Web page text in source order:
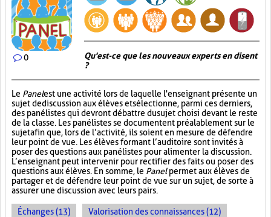
0
Qu'est-ce que les nouveaux experts en disent
?
Le Panelest une activité lors de laquelle l'enseignant présente un
sujet de discussion aux élèves et sélectionne, parmi ces derniers,
des panélistes qui devront débattre du sujet choisi devant le reste
de la classe. Les panélistes se documentent préalablement sur le
sujet afin que, lors de l’activité, ils soient en mesure de défendre
leur point de vue. Les élèves formant l’auditoire sont invités à
poser des questions aux panélistes pour alimenter la discussion.
L’enseignant peut intervenir pour rectifier des faits ou poser des
questions aux élèves. En somme, le Panelpermet aux élèves de
partager et de défendre leur point de vue sur un sujet, de sorte à
assurer une discussion avec leurs pairs.
Échanges (13) Valorisation des connaissances (12)